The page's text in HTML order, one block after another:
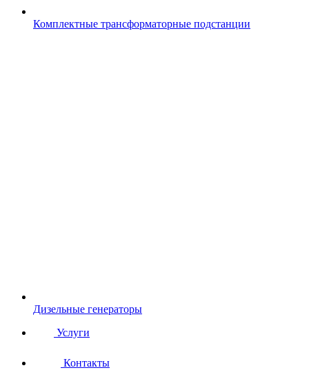
Комплектные трансформаторные подстанции
Дизельные генераторы
Услуги
Контакты